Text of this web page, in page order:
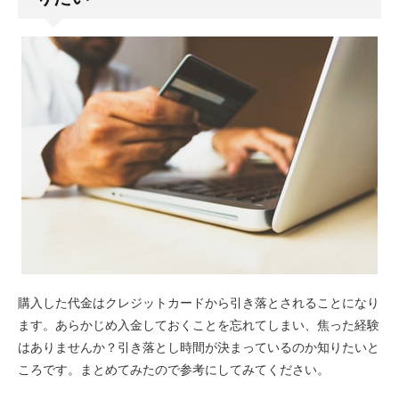
購入した代金はクレジットカードから引き落とされることになり
ます。あらかじめ入金しておくことを忘れてしまい、焦った経験
はありませんか？引き落とし時間が決まっているのか知りたいと
ころです。まとめてみたので参考にしてみてください。